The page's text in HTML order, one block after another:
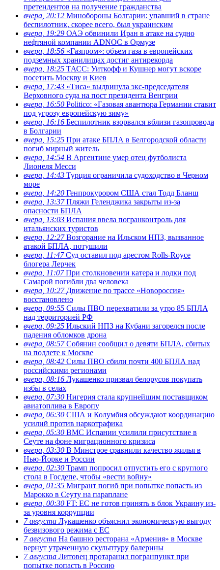
претендентов на получение гражданства
вчера, 20:12 Минобороны Болгарии: упавший в стране
беспилотник, скорее всего, был украинским
вчера, 19:29 ОАЭ обвинили Иран в атаке на судно
нефтяной компании ADNOC в Ормузе
вчера, 18:56 «Газпром»: объем газа в европейских
подземных хранилищах достиг антирекорда
вчера, 18:25 ТАСС: Уиткофф и Кушнер могут вскоре
посетить Москву и Киев
вчера, 17:43 «Тиса» выдвинула экс-председателя
Верховного суда на пост президента Венгрии
вчера, 16:50 Politico: «Газовая авантюра Германии ставит
под угрозу европейскую зиму»
вчера, 16:16 Беспилотник взорвался вблизи газопровода
в Болгарии
вчера, 15:25 При атаке БПЛА в Белгородской области
погиб мирный житель
вчера, 14:54 В Аргентине умер отец футболиста
Лионеля Месси
вчера, 14:43 Турция ограничила судоходство в Черном
море
вчера, 14:20 Генпрокурором США стал Тодд Бланш
вчера, 13:37Пляжи Геленджика закрыты из-за
опасности БПЛА
вчера, 13:03 Испания ввела погранконтроль для
итальянских туристов
вчера, 12:27Возгорание на Ильском НПЗ, вызванное
атакой БПЛА, потушили
вчера, 11:47Суд оставил под арестом Rolls-Royce
блогера Лерчек
вчера, 11:07При столкновении катера и лодки под
Самарой погибли два человека
вчера, 10:27Движение по трассе «Новороссия»
восстановлено
вчера, 09:55 Силы ПВО перехватили за утро 85 БПЛА
над территорией РФ
вчера, 09:25 Ильский НПЗ на Кубани загорелся после
падения обломков дрона
вчера, 08:57Собянин сообщил о девяти БПЛА, сбитых
на подлете к Москве
вчера, 08:42 Силы ПВО сбили почти 400 БПЛА над
российскими регионами
вчера, 08:16 Лукашенко призвал белорусов покупать
избы в селах
вчера, 07:30 Нигерия стала крупнейшим поставщиком
авиатоплива в Европу
вчера, 06:30 США и Колумбия обсуждают координацию
усилий против наркотрафика
вчера, 05:30 ВМС Испании усилили присутствие в
Сеуте на фоне миграционного кризиса
вчера, 03:30 В Минстрое сравнили качество жилья в
Нью-Йорке и России
вчера, 02:30 Трамп попросил отпустить его с круглого
стола в Госдепе, чтобы «вести войну»
вчера, 01:35 Мигрант погиб при попытке попасть из
Марокко в Сеуту на параплане
вчера, 00:30 FT: ЕС не готов принять в блок Украину из-
за уровня коррупции
7 августа Лукашенко объяснил экономическую выгоду
безвизового режима с ЕС
7 августа На башню ресторана «Армения» в Москве
вернут утраченную скульптуру балерины
7 августа Литовец протаранил погранпункт при
попытке попасть в Россию